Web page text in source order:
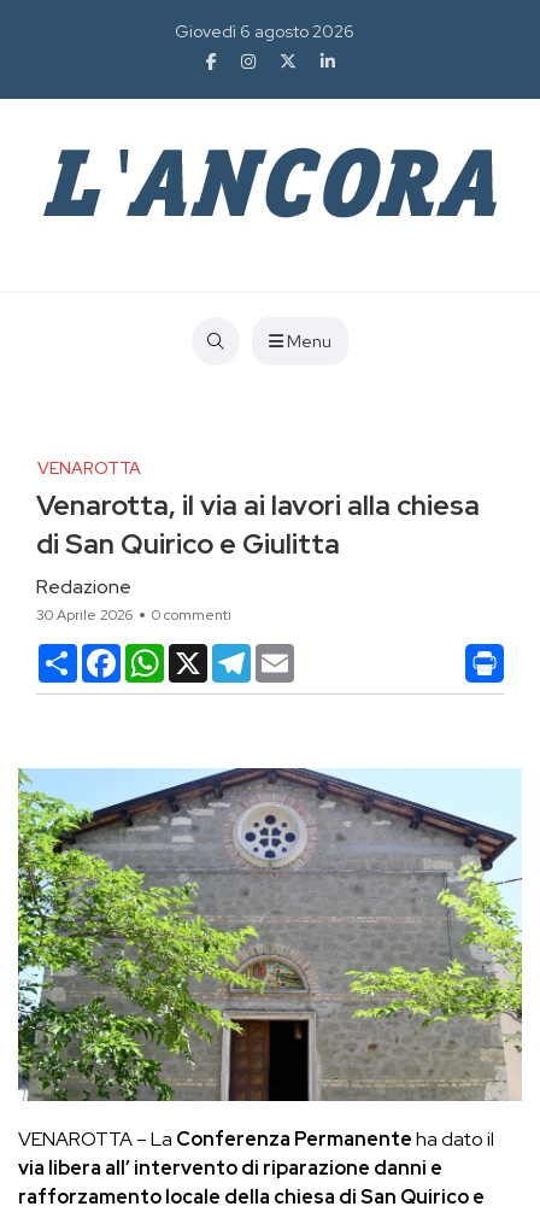
Giovedì 6 agosto 2026
Menu
VENAROTTA
Venarotta, il via ai lavori alla chiesa
di San Quirico e Giulitta
Redazione
30 Aprile 2026 0 commenti
CondividiFacebookWhatsApp
X Telegram
VENAROTTA – La Conferenza Permanenteha dato il
via libera all’ intervento di riparazione danni e
rafforzamento locale della chiesa di San Quirico e